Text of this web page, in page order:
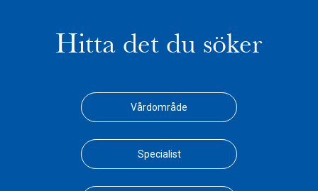
Hitta det du söker
Vårdområde
Specialist